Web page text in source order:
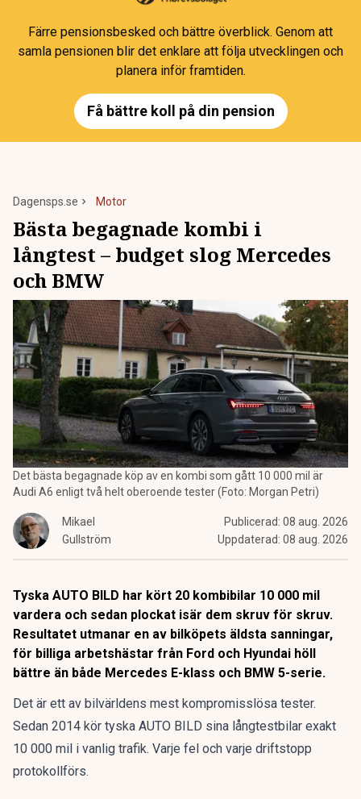
Färre pensionsbesked och bättre överblick. Genom att
samla pensionen blir det enklare att följa utvecklingen och
planera inför framtiden.
Få bättre koll på din pension
Dagensps.se Motor
Bästa begagnade kombi i
långtest – budget slog Mercedes
och BMW
Det bästa begagnade köp av en kombi som gått 10 000 mil är
Audi A6 enligt två helt oberoende tester (Foto: Morgan Petri)
Mikael
Gullström
Publicerad: 08 aug. 2026
Uppdaterad: 08 aug. 2026
Tyska AUTO BILD har kört 20 kombibilar 10 000 mil
vardera och sedan plockat isär dem skruv för skruv.
Resultatet utmanar en av bilköpets äldsta sanningar,
för billiga arbetshästar från Ford och Hyundai höll
bättre än både Mercedes E-klass och BMW 5-serie.
Det är ett av bilvärldens mest kompromisslösa tester.
Sedan 2014 kör tyska AUTO BILD sina långtestbilar exakt
10 000 mil i vanlig trafik. Varje fel och varje driftstopp
protokollförs.